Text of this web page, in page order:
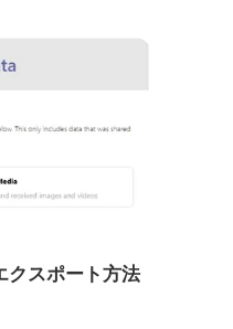
スポート方法